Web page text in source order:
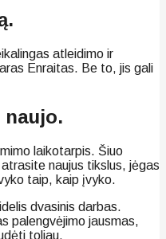
atleidimo ir
Enraitas. Be to, jis gali
naujo.
laikotarpis. Šiuo
naujus tikslus, jėgas
taip, kaip įvyko.
dvasinis darbas.
palengvėjimo jausmas,
toliau.